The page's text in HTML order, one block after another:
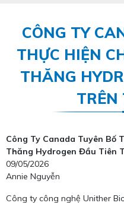
CÔNG TY
THỰC HIỆN
THĂNG
TRÊN
Công Ty Canada Tuyên Bố
Thăng Hydrogen Đầu Tiên
09/05/2026
Annie Nguyễn
Công ty công nghệ Unither